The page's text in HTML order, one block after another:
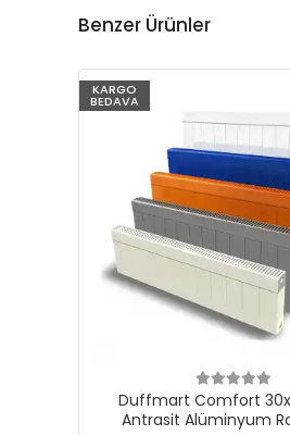
Benzer Ürünler
KARGO
BEDAVA
Duffmart Comfort
Antrasit Alüminyum